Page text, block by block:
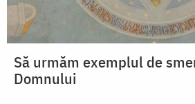
Să urmăm exemplul de
Domnului